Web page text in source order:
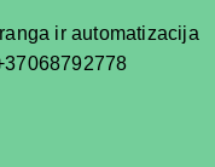
Įranga ir automatizacija